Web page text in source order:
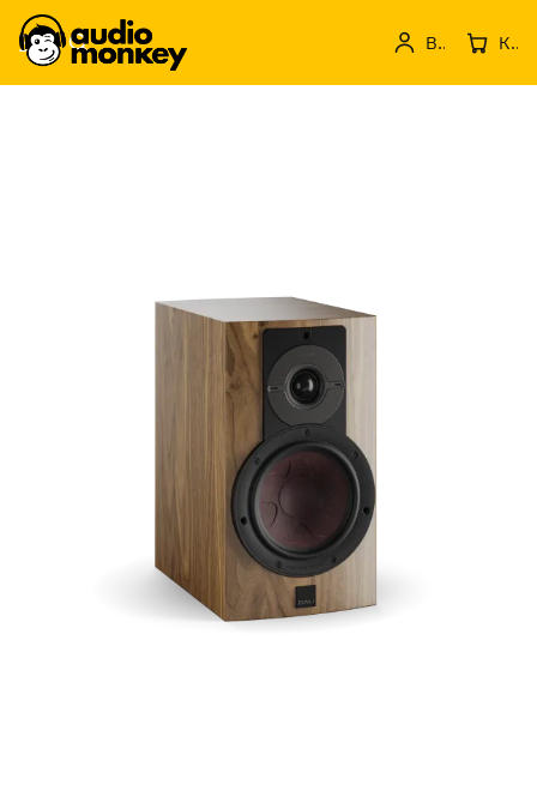
Вход Кошница с продукти